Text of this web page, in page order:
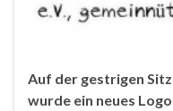
Auf der gestrigen
wurde ein neues